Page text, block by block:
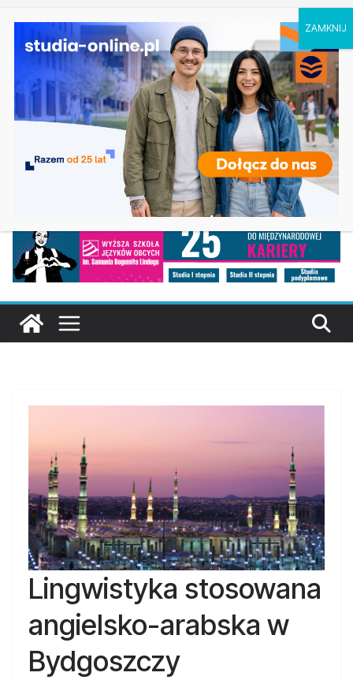
Ostatnie
wpisy:
Prawo w Łomży
Pedagogika przedszkolna i wczesnoszkolna w
Skierniewicach
Kosmetologia w Opolu
Logistyka – studia inżynierskie na Uniwersytecie
Szczecińskim
Elektroniczne przetwarzanie informacji w
Krakowie
Lingwistyka stosowana
angielsko-arabska w
Bydgoszczy